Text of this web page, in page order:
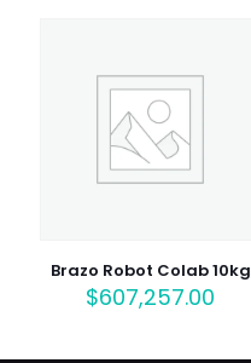
Brazo Robot Colab 10kg
$607,257.00